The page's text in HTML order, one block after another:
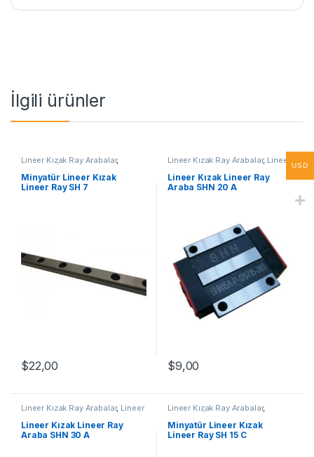
İlgili ürünler
Lineer Kızak Ray Arabalar,
Mekanik Ürünler, Minyatür Lineer
Kızak Lineer Ray SH Serisi
Minyatür Lineer Kızak
Lineer Ray SH 7
$22,00
Lineer Kızak Ray Arabalar, Lineer
Ray Araba SHN A Serisi Mekanik
Ürünler
Lineer Kızak Lineer Ray
Araba SHN 20 A
$9,00
Lineer Kızak Ray Arabalar, Lineer
Ray Araba SHN A Serisi Mekanik
Ürünler, Ray ve Arabalar
Lineer Kızak Lineer Ray
Araba SHN 30 A
Lineer Kızak Ray Arabalar,
Mekanik Ürünler, Minyatür Lineer
Kızak Lineer Ray SH Serisi
Minyatür Lineer Kızak
Lineer Ray SH 15 C
USD